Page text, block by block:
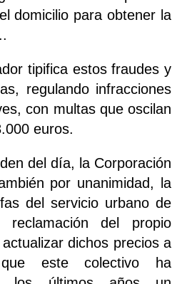
domicilio para obtener la
tipifica estos fraudes y
regulando infracciones
con multas que oscilan
euros.
del día, la Corporación
por unanimidad, la
del servicio urbano de
del propio
dichos precios a
este colectivo ha